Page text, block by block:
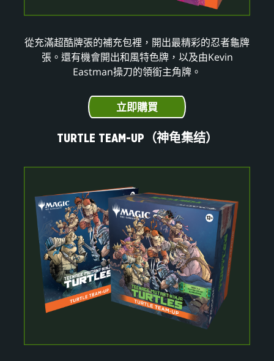
從充滿超酷牌張的補充包裡，開出最精彩的忍者龜牌
張。還有機會開出和風特色牌，以及由Kevin
Eastman操刀的領銜主角牌。
立即購買
TURTLE TEAM-UP（神龟集结）